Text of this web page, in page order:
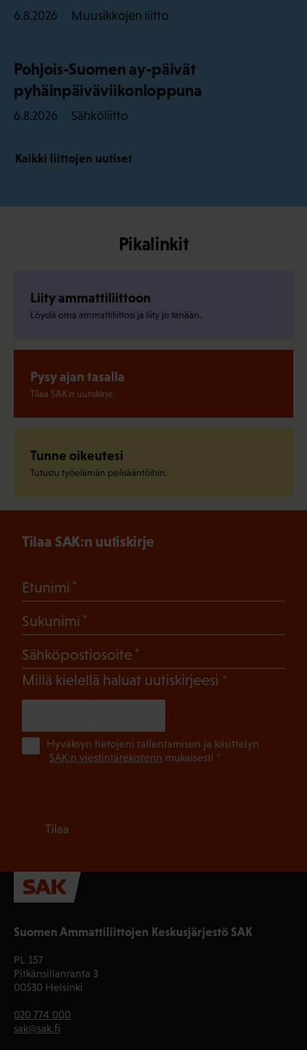
6.8.2026 Muusikkojen liitto
Pohjois-Suomen ay-päivät
pyhäinpäiväviikonloppuna
6.8.2026 Sähköliitto
Kaikki liittojen uutiset
Pikalinkit
Liity ammattiliittoon
Löydä oma ammattiliittosi ja liity jo tänään.
Pysy ajan tasalla
Tilaa SAK:n uutiskirje.
Tunne oikeutesi
Tutustu työelämän pelisääntöihin.
Suomen Ammattiliittojen Keskusjärjestö SAK
PL 157
Pitkänsillanranta 3
00530 Helsinki
020 774 000
sak@sak.fi
Tilaa SAK:n uutiskirje
Etunimi
Sukunimi
Sähköpostiosoite
Millä kielellä haluat uutiskirjeesi (Pakollinen)
Hyväksyn tietojeni tallentamisen ja käsittelyn
SAK:n viestintärekisterin mukaisesti *
Tilaa